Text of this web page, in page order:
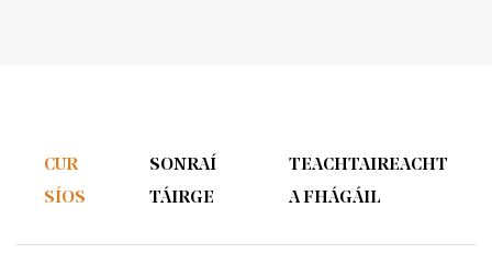
CUR
SÍOS
SONRAÍ
TÁIRGE
TEACHTAIREACHT
A FHÁGÁIL